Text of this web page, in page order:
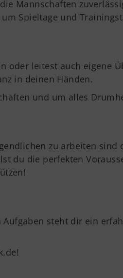
Mannschaften
Spieltage und
oder leitest auch eigene
in deinen Händen.
und um alles
zu arbeiten
du die perfekten
steht dir ein